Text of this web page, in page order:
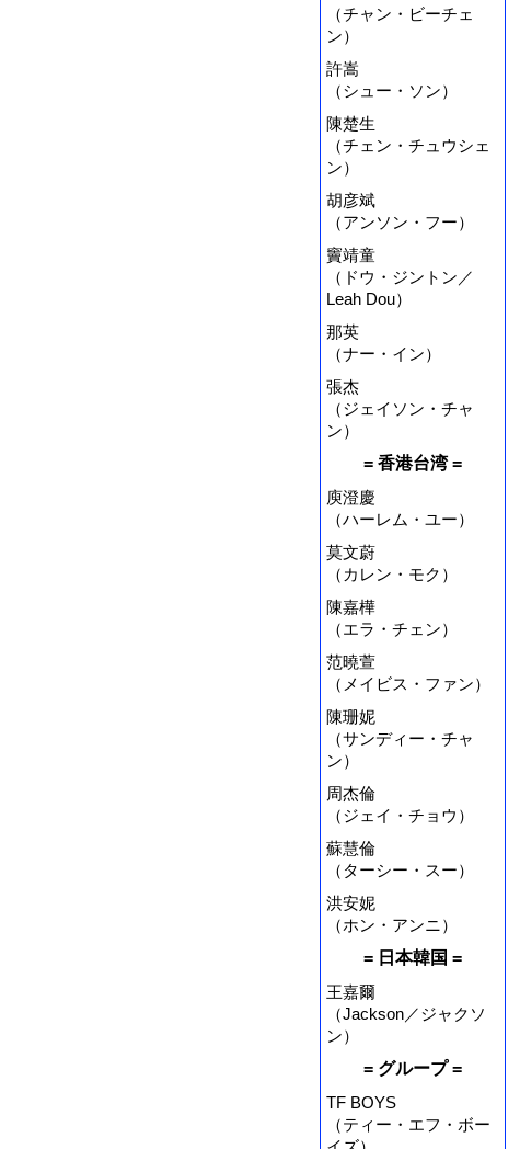
（チャン・ビーチェ
ン）
許嵩
（シュー・ソン）
陳楚生
（チェン・チュウシェ
ン）
胡彦斌
（アンソン・フー）
竇靖童
（ドウ・ジントン／
Leah Dou）
那英
（ナー・イン）
張杰
（ジェイソン・チャ
ン）
= 香港台湾 =
庾澄慶
（ハーレム・ユー）
莫文蔚
（カレン・モク）
陳嘉樺
（エラ・チェン）
范曉萱
（メイビス・ファン）
陳珊妮
（サンディー・チャ
ン）
周杰倫
（ジェイ・チョウ）
蘇慧倫
（ターシー・スー）
洪安妮
（ホン・アンニ）
= 日本韓国 =
王嘉爾
（Jackson／ジャクソ
ン）
= グループ =
TF BOYS
（ティー・エフ・ボー